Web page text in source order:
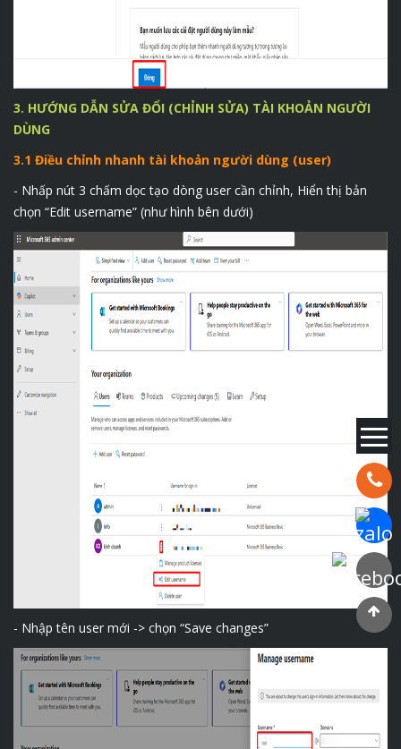
Hotline:
Chat
3. HƯỚNG DẪN SỬA ĐỔI (CHỈNH SỬA) TÀI KHOẢN NGƯỜI
DÙNG
3.1 Điều chỉnh nhanh tài khoản người dùng (user)
- Nhấp nút 3 chấm dọc tạo dòng user cần chỉnh, Hiển thị bản
chọn “Edit username” (như hình bên dưới)
- Nhập tên user mới -> chọn “Save changes”